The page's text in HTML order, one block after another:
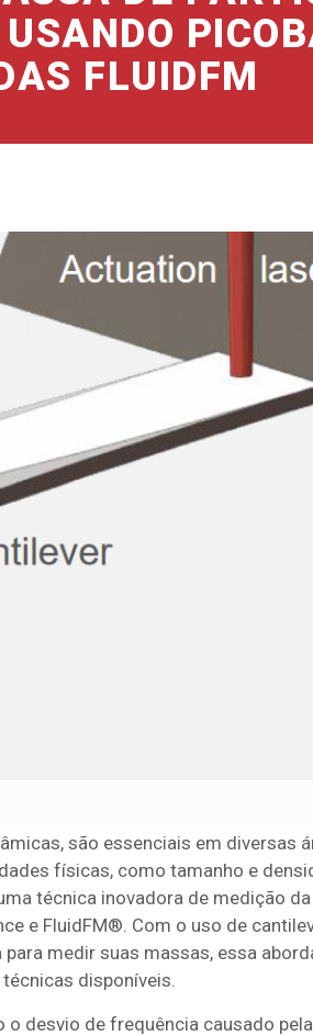
FLUIDFM
são essenciais em diversas
físicas, como tamanho e
técnica inovadora de medição
e FluidFM®. Com o uso de
medir suas massas, essa
disponíveis.
desvio de frequência causado